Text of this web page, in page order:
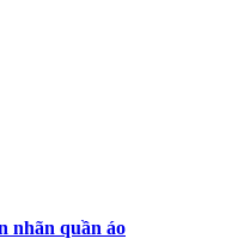
nhãn quần áo